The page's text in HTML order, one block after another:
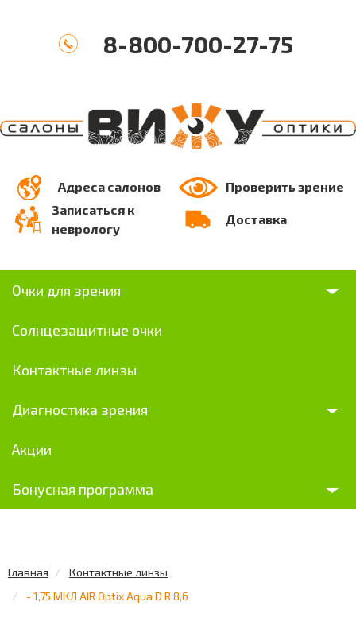
8-800-700-27-75
Адреса салонов
Проверить зрение
Записаться к
неврологу
Доставка
Очки для зрения
Солнцезащитные очки
Контактные линзы
Диагностика зрения
Акции
Бонусная программа
Главная
Контактные линзы
- 1,75 МКЛ AIR Optix Aqua D R 8,6